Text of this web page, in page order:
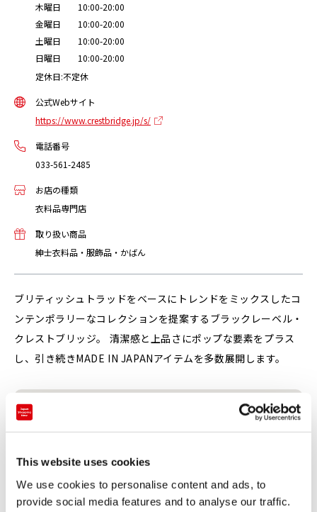
This website uses cookies
We use cookies to personalise content and ads, to
provide social media features and to analyse our traffic.
木曜日 10:00-20:00
金曜日 10:00-20:00
土曜日 10:00-20:00
日曜日 10:00-20:00
定休日:不定休
公式Webサイト
https://www.crestbridge.jp/s/
電話番号
033-561-2485
お店の種類
衣料品専門店
取り扱い商品
紳士衣料品・服飾品・かばん
ブリティッシュトラッドをベースにトレンドをミックスしたコ
ンテンポラリーなコレクションを提案するブラックレーベル・
クレストブリッジ。 清潔感と上品さにポップな要素をプラス
し、引き続きMADE IN JAPANアイテムを多数展開します。